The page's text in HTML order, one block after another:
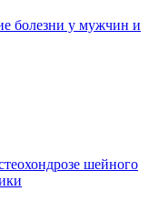
болезни у мужчин и
шейного